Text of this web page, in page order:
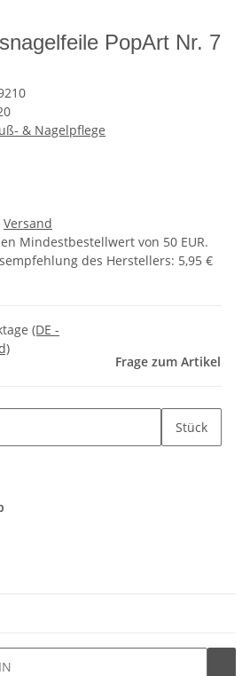
PopArt Nr. 7
& Nagelpflege
Versand
Mindestbestellwert von 50 EUR.
des Herstellers: 5,95 €
(DE -
Frage zum Artikel
Stück